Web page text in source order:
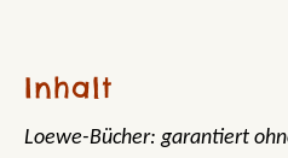
Inhalt
Loewe-Bücher: garantiert